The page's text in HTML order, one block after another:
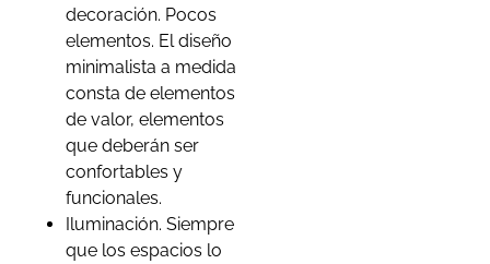
decoración. Pocos
elementos. El diseño
minimalista a medida
consta de elementos
de valor, elementos
que deberán ser
confortables y
funcionales.
Iluminación. Siempre
que los espacios lo